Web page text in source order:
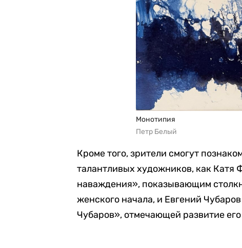
Монотипия
Петр Белый
Кроме того, зрители смогут
талантливых художников, как Катя
наваждения», показывающим
женского начала, и Евгений
Чубаров», отмечающей развитие